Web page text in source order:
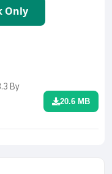
Only
By
20.6 MB